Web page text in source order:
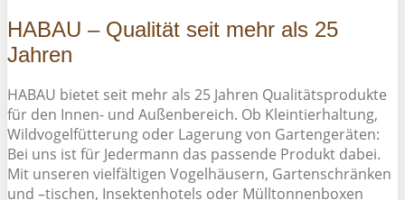
HABAU – Qualität seit mehr als 25
Jahren
HABAU bietet seit mehr als 25 Jahren Qualitätsprodukte
für den Innen- und Außenbereich. Ob Kleintierhaltung,
Wildvogelfütterung oder Lagerung von Gartengeräten:
Bei uns ist für Jedermann das passende Produkt dabei.
Mit unseren vielfältigen Vogelhäusern, Gartenschränken
und –tischen, Insektenhotels oder Mülltonnenboxen